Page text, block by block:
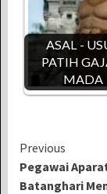
ASAL -
PATIH
MADA
Continue
Reading
Previous
Pegawai
Batanghari